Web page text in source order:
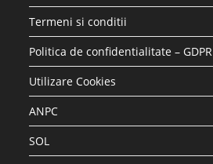
Termeni si conditii
Politica de confidentialitate – GDPR
Utilizare Cookies
ANPC
SOL